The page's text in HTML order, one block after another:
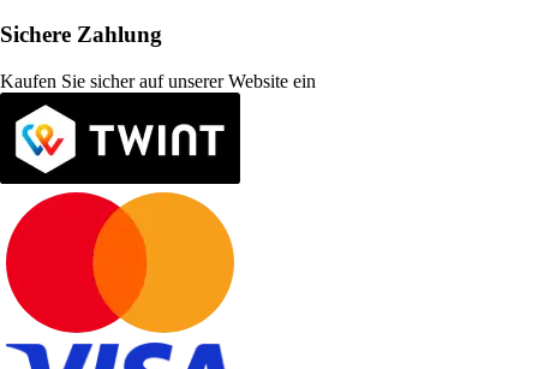
Sichere Zahlung
Kaufen Sie sicher auf unserer Website ein